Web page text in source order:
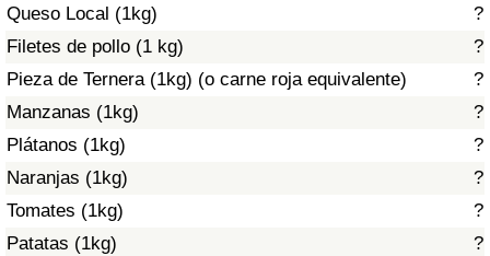
Queso Local (1kg)
?
Filetes de pollo (1 kg)
?
Pieza de Ternera (1kg) (o carne roja equivalente)
?
Manzanas (1kg)
?
Plátanos (1kg)
?
Naranjas (1kg)
?
Tomates (1kg)
?
Patatas (1kg)
?
Índice de Sanidad
Índice de Sanidad por País
Contaminación
Índice de Contaminación (Actual)
Índice de contaminación